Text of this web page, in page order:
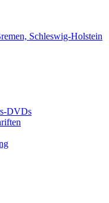
Schleswig-Holstein
DVDs